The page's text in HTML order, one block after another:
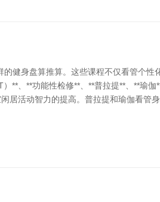
健身盘算推算。这些课程不仅看管个性
**、**功能性检修**、**普拉提**、**瑜伽
居活动智力的提高。普拉提和瑜伽看管